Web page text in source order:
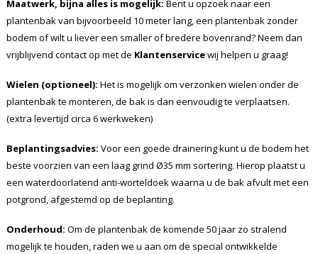
Maatwerk, bijna alles is mogelijk: Bent u opzoek naar een
plantenbak van bijvoorbeeld 10 meter lang, een plantenbak zonder
bodem of wilt u liever een smaller of bredere bovenrand? Neem dan
vrijblijvend contact op met de Klantenservicewij helpen u graag!
Wielen (optioneel): Het is mogelijk om verzonken wielen onder de
plantenbak te monteren, de bak is dan eenvoudig te verplaatsen.
(extra levertijd circa 6 werkweken)
Beplantingsadvies: Voor een goede drainering kunt u de bodem het
beste voorzien van een laag grind Ø35 mm sortering. Hierop plaatst u
een waterdoorlatend anti-worteldoek waarna u de bak afvult met een
potgrond, afgestemd op de beplanting.
Onderhoud: Om de plantenbak de komende 50 jaar zo stralend
mogelijk te houden, raden we u aan om de special ontwikkelde